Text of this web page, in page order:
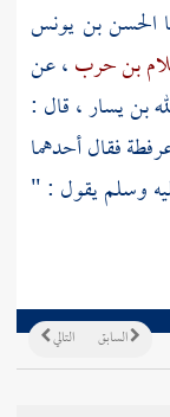
الحسن بن يونس
بن حرب، عن
بن يسار، قال :
فقال أحدهما
وسلم يقول : "
التالي السابق